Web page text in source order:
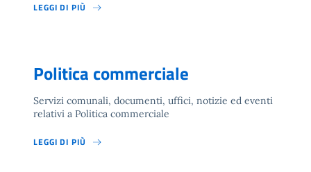
LEGGI DI PIÙ
Politica commerciale
Servizi comunali, documenti, uffici, notizie ed eventi
relativi a Politica commerciale
LEGGI DI PIÙ